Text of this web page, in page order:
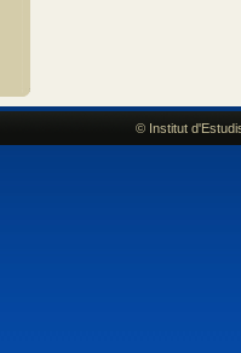
© Institut